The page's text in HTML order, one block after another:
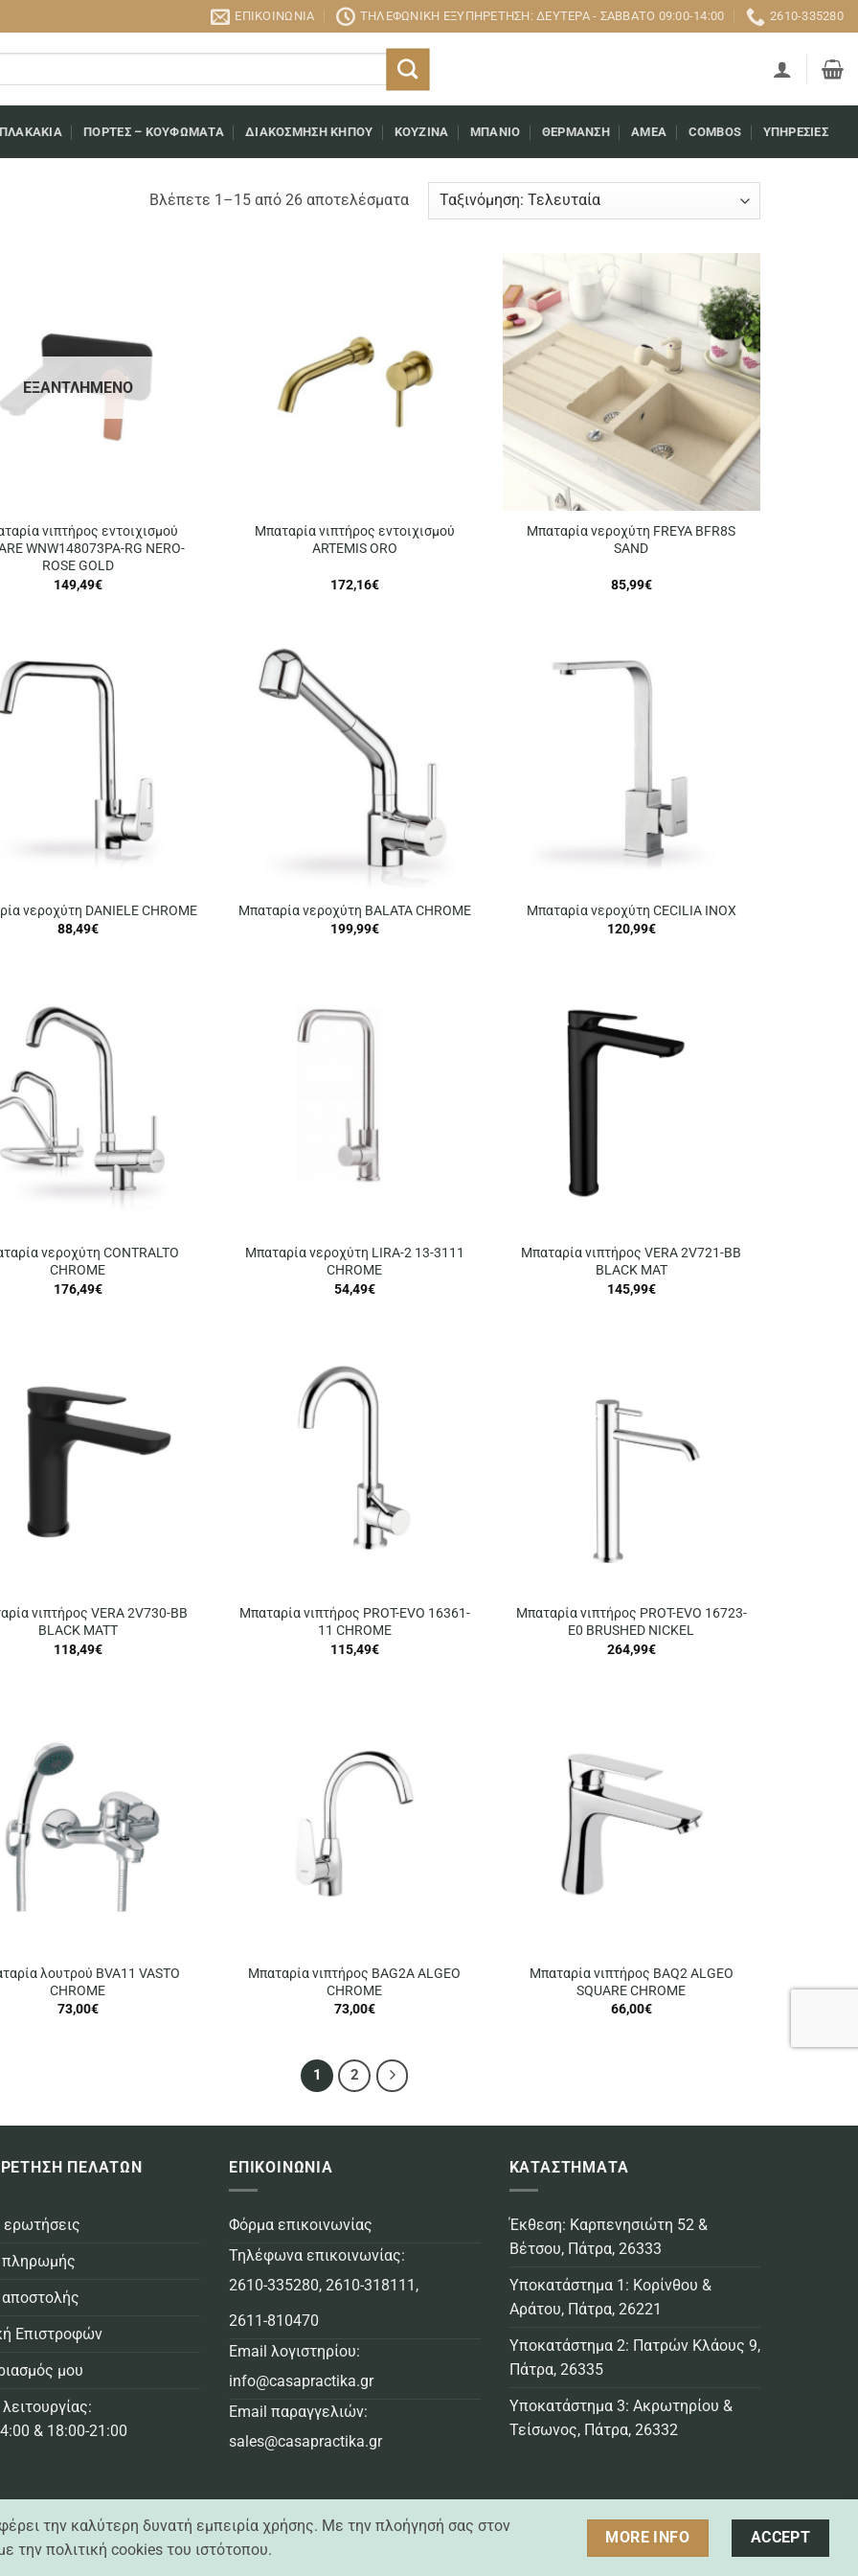
ΕΠΙΚΟΙΝΩΝΊΑ ΤΗΛΕΦΩΝΙΚΉ ΕΞΥΠΗΡΈΤΗΣΗ: ΔΕΥΤΈΡΑ - ΣΆΒΒΑΤΟ 09:00-14:00 2610-335280
ΠΌΡΤΕΣ – ΚΟΥΦΏΜΑΤΑ ΔΙΑΚΌΣΜΗΣΗ ΚΉΠΟΥ ΚΟΥΖΊΝΑ ΜΠΆΝΙΟ ΘΈΡΜΑΝΣΗ AMEA COMBOS ΥΠΗΡΕΣΊΕΣ
Βλέπετε 1–15 από 26 αποτελέσματαSorted
ΕΞΑΝΤΛΗΜΈΝΟ
νιπτήρος εντοιχισμού
WNW148073PA-RG NERO-
ROSE GOLD
149,49€
Μπαταρία νιπτήρος εντοιχισμού
ARTEMIS ORO
172,16€
Μπαταρία νεροχύτη FREYA BFR8S
SAND
85,99€
νεροχύτη DANIELE CHROME
88,49€
Μπαταρία νεροχύτη BALATA CHROME
199,99€
Μπαταρία νεροχύτη CECILIA INOX
120,99€
νεροχύτη CONTRALTO
CHROME
176,49€
Μπαταρία νεροχύτη LIRA-2 13-3111
CHROME
54,49€
Μπαταρία νιπτήρος VERA 2V721-BB
BLACK MAT
145,99€
νιπτήρος VERA 2V730-BB
BLACK MATT
118,49€
Μπαταρία νιπτήρος PROT-EVO 16361-
11 CHROME
115,49€
Μπαταρία νιπτήρος PROT-EVO 16723-
E0 BRUSHED NICKEL
264,99€
λουτρού BVA11 VASTO
CHROME
73,00€
Μπαταρία νιπτήρος BAG2A ALGEO
CHROME
73,00€
Μπαταρία νιπτήρος BAQ2 ALGEO
SQUARE CHROME
66,00€
1 2
ΠΕΛΑΤΩΝ
πληρωμής
Επιστροφών
μου
& 18:00-21:00
ΕΠΙΚΟΙΝΩΝΙΑ
Φόρμα επικοινωνίας
Τηλέφωνα επικοινωνίας:
2610-335280, 2610-318111 ,
2611-810470
Email λογιστηρίου:
info@casapractika.gr
Email παραγγελιών:
sales@casapractika.gr
ΚΑΤΑΣΤΗΜΑΤΑ
Έκθεση: Καρπενησιώτη 52 &
Βέτσου, Πάτρα, 26333
Υποκατάστημα 1: Κορίνθου &
Αράτου, Πάτρα, 26221
Υποκατάστημα 2: Πατρών Κλάους 9,
Πάτρα, 26335
Υποκατάστημα 3: Ακρωτηρίου &
Τείσωνος, Πάτρα, 26332
Credit
Card
Bank
Transfer On
Cash
on
την καλύτερη δυνατή εμπειρία χρήσης. Με την πλοήγησή σας στον
την πολιτική cookies του ιστότοπου.
MORE INFO ACCEPT